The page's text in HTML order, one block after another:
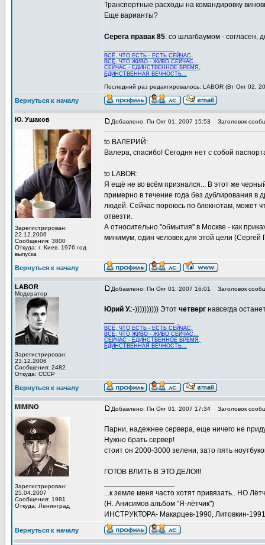
Транспортные расходы на командировку
Еще варианты?
Серега правак 85: со шлагбаумом - согласен,
ВСЁ, ЧТО ЕСТЬ - ЕСТЬ СЕЙЧАС,
ВСЁ, ЧТО ЖИВО - ЖИВО СЕЙЧАС...
СЕЙЧАС - ЕДИНСТВЕННОЕ ВРЕМЯ,
ЕДИНСТВЕННАЯ ВЕЧНОСТЬ...
Последний раз редактировалось: LABOR (Вт Окт 02,
Вернуться к началу
Ю. Ушаков
Зарегистрирован:
22.12.2006
Сообщения: 3800
Откуда: г. Киев. 1976 год
выпуска
Добавлено: Пн Окт 01, 2007 15:53 Заголовок
to ВАЛЕРИЙ:
Валера, спасибо! Сегодня нет с собой
to LABOR:
Я ещё не во всём признался... В этот же
примерно в течение года без дублирования в
людей. Сейчас пороюсь по блокнотам, может
отвезти.
А относительно "обмытия" в Москве - как
минимум, один человек для этой цели (Сергей
Вернуться к началу
LABOR
Модератор
Зарегистрирован:
23.12.2006
Сообщения: 2482
Откуда: СССР
Добавлено: Пн Окт 01, 2007 16:01 Заголовок
Юрий У.:-)))))))))) Этот четверг навсегда
ВСЁ, ЧТО ЕСТЬ - ЕСТЬ СЕЙЧАС,
ВСЁ, ЧТО ЖИВО - ЖИВО СЕЙЧАС...
СЕЙЧАС - ЕДИНСТВЕННОЕ ВРЕМЯ,
ЕДИНСТВЕННАЯ ВЕЧНОСТЬ...
Вернуться к началу
MIMINO
Зарегистрирован:
25.04.2007
Сообщения: 1981
Откуда: Ленинград
Добавлено: Пн Окт 01, 2007 17:34 Заголовок
Парни, надежнее сервера, еще ничего не
Нужно брать сервер!
стоит он 2000-3000 зелени, зато пять
ГОТОВ ВЛИТЬ В ЭТО ДЕЛО!!!
...к земле меня часто хотят привязать.. НО
(Н. Анисимов альбом "Я-лётчик")
ИНСТРУКТОРА- Макарцев-1990, Литовкин-
Вернуться к началу